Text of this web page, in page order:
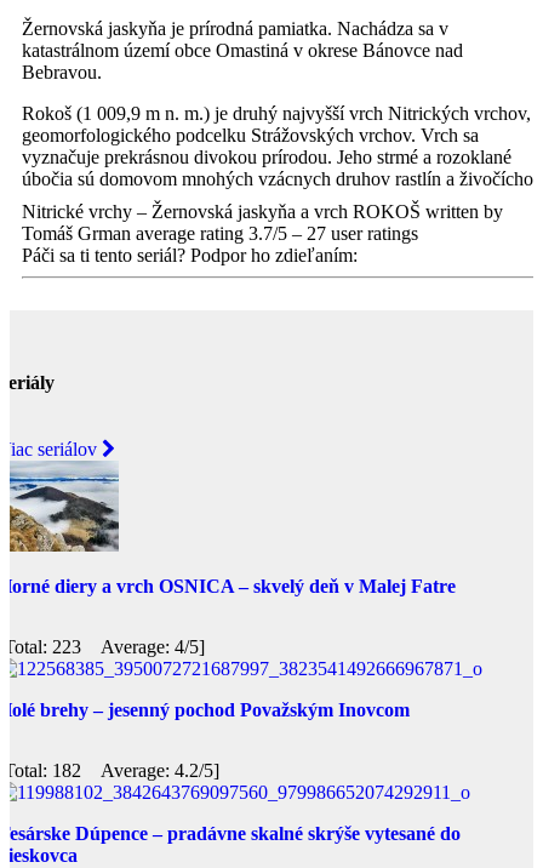
Žernovská jaskyňa je prírodná pamiatka. Nachádza sa v
katastrálnom území obce Omastiná v okrese Bánovce nad
Bebravou.
Rokoš (1 009,9 m n. m.) je druhý najvyšší vrch Nitrických vrchov,
geomorfologického podcelku Strážovských vrchov. Vrch sa
vyznačuje prekrásnou divokou prírodou. Jeho strmé a rozoklané
úbočia sú domovom mnohých vzácnych druhov rastlín a živočíchov
Nitrické vrchy – Žernovská jaskyňa a vrch ROKOŠ written by
Tomáš Grman average rating 3.7/5 – 27 user ratings
Páči sa ti tento seriál? Podpor ho zdieľaním:
seriálov
diery a vrch OSNICA – skvelý deň v Malej Fatre
223 Average: 4/5]
brehy – jesenný pochod Považským Inovcom
182 Average: 4.2/5]
Dúpence – pradávne skalné skrýše vytesané do